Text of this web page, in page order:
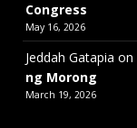
Congress
May 16, 2026
Jeddah Gatapia on
ng Morong
March 19, 2026